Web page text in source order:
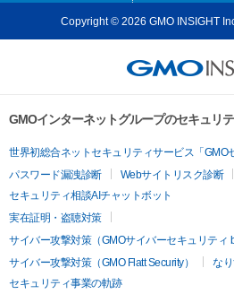
Copyright © 2026 GMO INSIGHT
GMOインターネットグループのセキュリ
世界初総合ネットセキュリティサービス「GMO
パスワード漏洩診断
Webサイトリスク診断
セキュリティ相談AIチャットボット
実在証明・盗聴対策
サイバー攻撃対策（GMOサイバーセキュリティ
サイバー攻撃対策（GMO Flatt Security）
な
セキュリティ事業の軌跡